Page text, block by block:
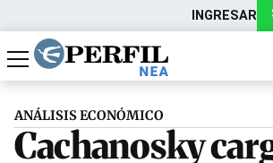
INGRESAR
Política
Economía
Actualidad
ANÁLISIS ECONÓMICO
Cachanosky